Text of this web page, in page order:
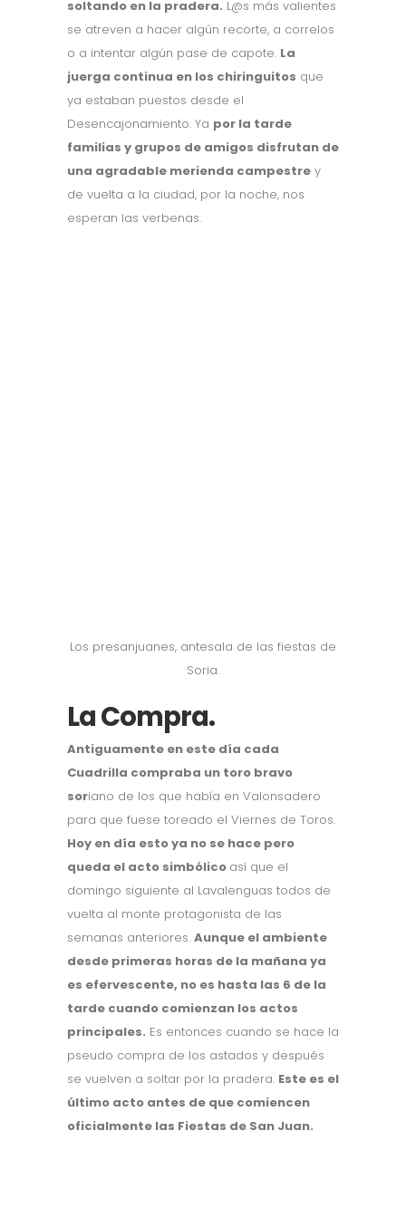
soltando en la pradera. L@s más valientes
se atreven a hacer algún recorte, a correlos
o a intentar algún pase de capote. La
juerga continua en los chiringuitos que
ya estaban puestos desde el
Desencajonamiento. Ya por la tarde
familias y grupos de amigos disfrutan de
una agradable merienda campestre y
de vuelta a la ciudad, por la noche, nos
esperan las verbenas.
Los presanjuanes, antesala de las fiestas de
Soria.
La Compra.
Antiguamente en este día cada
Cuadrilla compraba un toro bravo
soriano de los que había en Valonsadero
para que fuese toreado el Viernes de Toros.
Hoy en día esto ya no se hace pero
queda el acto simbólico así que el
domingo siguiente al Lavalenguas todos de
vuelta al monte protagonista de las
semanas anteriores. Aunque el ambiente
desde primeras horas de la mañana ya
es efervescente, no es hasta las 6 de la
tarde cuando comienzan los actos
principales. Es entonces cuando se hace la
pseudo compra de los astados y después
se vuelven a soltar por la pradera. Este es el
último acto antes de que comiencen
oficialmente las Fiestas de San Juan.